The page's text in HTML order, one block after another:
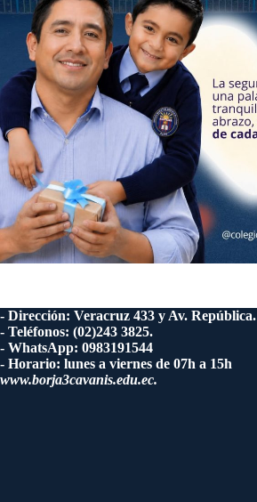
- Dirección: Veracruz 433 y Av. República.
- Teléfonos: (02)243 3825.
- WhatsApp: 0983191544
- Horario: lunes a viernes de 07h a 15h
www.borja3cavanis.edu.ec.